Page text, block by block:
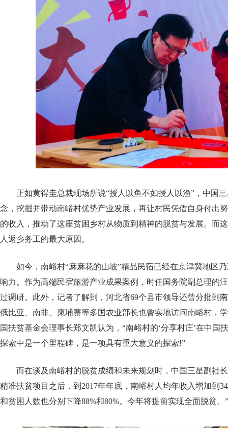
正如黄得圭总裁现场所说“授人以鱼不如授人以渔”，中国
念，挖掘并带动南峪村优势产业发展，再让村民凭借自身付出
的收入，推动了这座贫困乡村从物质到精神的脱贫与发展。而
人返乡务工的最大原因。
如今，南峪村“麻麻花的山坡”精品民宿已经在京津冀地区
响力。作为高端民宿旅游产业成果案例，时任国务院副总理的
过调研。此外，记者了解到，河北省69个县市领导还曾分批到
俄比亚、南非、柬埔寨等多国农业部长也曾实地访问南峪村，
国扶贫基金会理事长郑文凯认为，“南峪村的‘分享村庄’在中国
探索中是一个里程碑，是一项具有重大意义的探索!”
而在谈及南峪村的脱贫成绩和未来规划时，中国三星副社
精准扶贫项目之后，到2017年年底，南峪村人均年收入增加到
和贫困人数也分别下降88%和80%。今年将提前实现全面脱贫。”